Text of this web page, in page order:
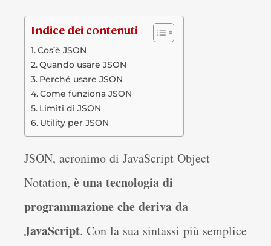
Indice dei contenuti
Cos’è JSON
Quando usare JSON
Perché usare JSON
Come funziona JSON
Limiti di JSON
Utility per JSON
JSON, acronimo di JavaScript Object
Notation, è una tecnologia di
programmazione che deriva da
JavaScript. Con la sua sintassi più semplice